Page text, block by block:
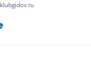
klubgidov.ru